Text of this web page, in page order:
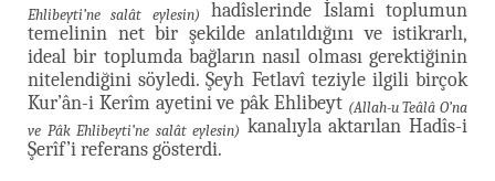
Ehlibeyti’ne salât eylesin)
hadîslerinde İslami toplumun
temelinin net bir şekilde anlatıldığını ve istikrarlı,
ideal bir toplumda bağların nasıl olması gerektiğinin
nitelendiğini söyledi. Şeyh Fetlavî teziyle ilgili birçok
Kur’ân-i Kerîm ayetini ve pâk Ehlibeyt (Allah-u Teâlâ O’na
ve Pâk Ehlibeyti’ne salât eylesin) kanalıyla aktarılan Hadîs-i
Şerîf’i referans gösterdi.